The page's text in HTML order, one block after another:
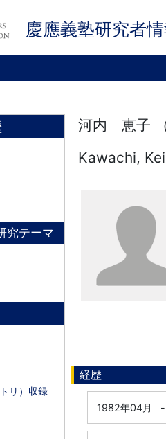
慶應義塾研究者
究テーマ
リ）収録
河内 恵子
Kawachi,
経歴
1982年04月 -